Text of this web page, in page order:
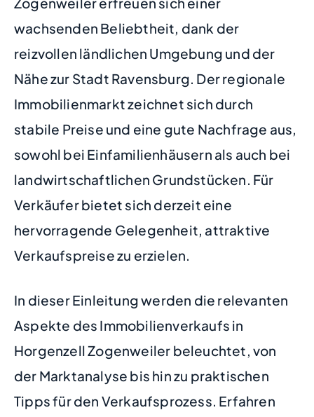
wachsenden Beliebtheit, dank der
reizvollen ländlichen Umgebung und der
Nähe zur Stadt Ravensburg. Der regionale
Immobilienmarkt zeichnet sich durch
stabile Preise und eine gute Nachfrage aus,
sowohl bei Einfamilienhäusern als auch bei
landwirtschaftlichen Grundstücken. Für
Verkäufer bietet sich derzeit eine
hervorragende Gelegenheit, attraktive
Verkaufspreise zu erzielen.
In dieser Einleitung werden die relevanten
Aspekte des Immobilienverkaufs in
Horgenzell Zogenweiler beleuchtet, von
der Marktanalyse bis hin zu praktischen
Tipps für den Verkaufsprozess. Erfahren